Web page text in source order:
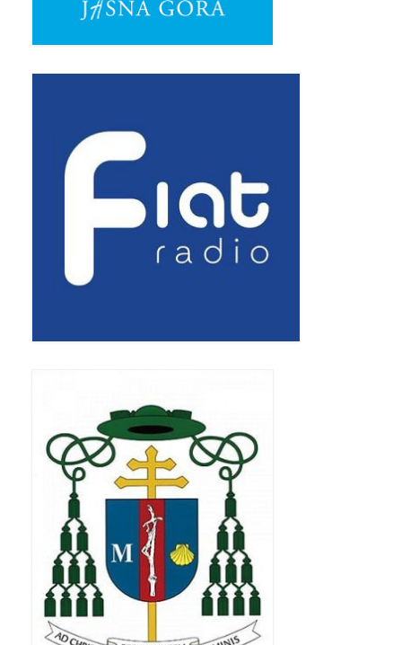
Posługa Siostry Elekty
Uroczystość Św. Jakuba Ap 2019
Imieniny Ks Kanonika
Wigilia Paschalna 2019
Wielki Piątek 2019
Wielki Czwartek 2019
Wyklętych” 2019
Pielęgnacja drzew
Nasza parafia z lotu ptaka
Stare fotografie
Galerie 2018
Pasterka 2018
Remont kościoła